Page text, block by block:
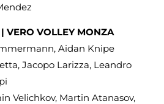
VERO VOLLEY MONZA
Aidan Knipe
Jacopo Larizza, Leandro
Velichkov, Martin Atanasov,